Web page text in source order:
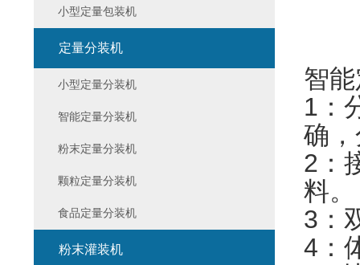
智
1：
确
2：
料
3：
4：
小型定量包装机
定量分装机
小型定量分装机
智能定量分装机
粉末定量分装机
颗粒定量分装机
食品定量分装机
粉末灌装机